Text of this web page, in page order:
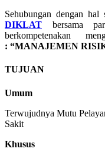
Sehubungan dengan
DIKLAT bersama
berkompetenakan
: “MANAJEMEN
TUJUAN
Umum
Terwujudnya Mutu
Sakit
Khusus